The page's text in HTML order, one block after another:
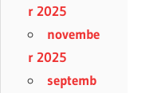
r 2025
novembe
r 2025
septemb